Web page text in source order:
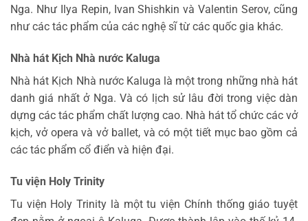
Nga. Như Ilya Repin, Ivan Shishkin và Valentin Serov, cũng
như các tác phẩm của các nghệ sĩ từ các quốc gia khác.
Nhà hát Kịch Nhà nước Kaluga
Nhà hát Kịch Nhà nước Kaluga là một trong những nhà hát
danh giá nhất ở Nga. Và có lịch sử lâu đời trong việc dàn
dựng các tác phẩm chất lượng cao. Nhà hát tổ chức các vở
kịch, vở opera và vở ballet, và có một tiết mục bao gồm cả
các tác phẩm cổ điển và hiện đại.
Tu viện Holy Trinity
Tu viện Holy Trinity là một tu viện Chính thống giáo tuyệt